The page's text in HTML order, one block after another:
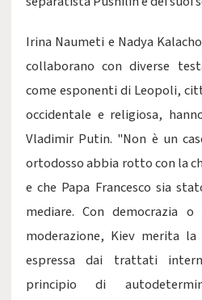
Irina Naumeti e Nadya
collaborano con diverse
come esponenti di Leopoli,
occidentale e religiosa,
Vladimir Putin. "Non è un
ortodosso abbia rotto con la
e che Papa Francesco sia
mediare. Con democrazia
moderazione, Kiev merita
espressa dai trattati
principio di